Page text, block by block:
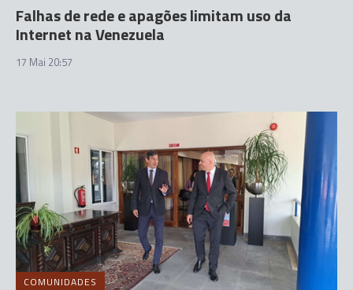
Falhas de rede e apagões limitam uso da
Internet na Venezuela
17 Mai 20:57
COMUNIDADES